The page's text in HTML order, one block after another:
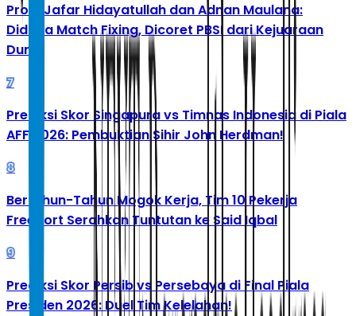
Profil Jafar Hidayatullah dan Adnan Maulana:
Diduga Match Fixing, Dicoret PBSI dari Kejuaraan
Dunia
7
Prediksi Skor Singapura vs Timnas Indonesia di Piala
AFF 2026: Pembuktian Sihir John Herdman!
8
Bertahun-Tahun Mogok Kerja, Tim 10 Pekerja
Freeport Serahkan Tuntutan ke Said Iqbal
9
Prediksi Skor Persib vs Persebaya di Final Piala
Presiden 2026: Duel Tim Kelelahan!